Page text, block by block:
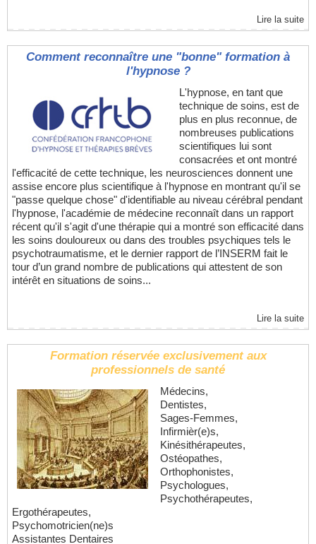
Lire la suite
Comment reconnaître une "bonne" formation à
l'hypnose ?
L'hypnose, en tant que
technique de soins, est de
plus en plus reconnue, de
nombreuses publications
scientifiques lui sont
consacrées et ont montré
l'efficacité de cette technique, les neurosciences donnent une
assise encore plus scientifique à l'hypnose en montrant qu'il se
"passe quelque chose" d'identifiable au niveau cérébral pendant
l'hypnose, l'académie de médecine reconnaît dans un rapport
récent qu'il s'agit d'une thérapie qui a montré son efficacité dans
les soins douloureux ou dans des troubles psychiques tels le
psychotraumatisme, et le dernier rapport de l’INSERM fait le
tour d’un grand nombre de publications qui attestent de son
intérêt en situations de soins...
Lire la suite
Formation réservée exclusivement aux
professionnels de santé
Médecins,
Dentistes,
Sages-Femmes,
Infirmièr(e)s,
Kinésithérapeutes,
Ostéopathes,
Orthophonistes,
Psychologues,
Psychothérapeutes,
Ergothérapeutes,
Psychomotricien(ne)s
Assistantes Dentaires